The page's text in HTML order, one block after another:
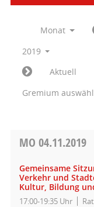
Monat
2019
Aktuell
Gremium
MO 04.11.2019
Gemeinsame
Verkehr und
Kultur, Bildung
17:00-19:35 Uhr